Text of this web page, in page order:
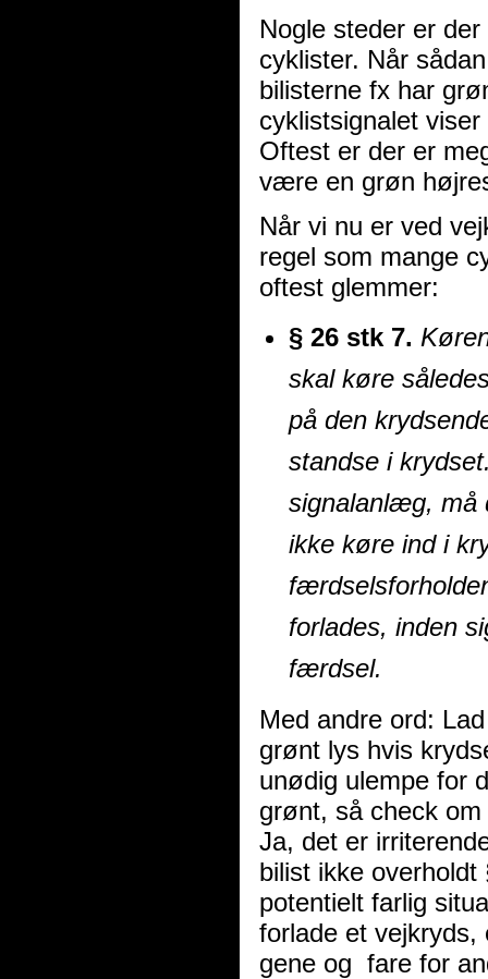
Nogle steder er
cyklister. Når
bilisterne fx har
cyklistsignalet
Oftest er der er
være en grøn
Når vi nu er ved
regel som mange
oftest glemmer:
§ 26 stk 7.
skal køre
på den
standse i
signalanlæg, må
ikke køre ind i
forlades, inden
færdsel.
Med andre ord:
grønt lys hvis
unødig ulempe for
grønt, så check
Ja, det er
bilist ikke
potentielt farlig
forlade et vejkryds,
gene og fare for